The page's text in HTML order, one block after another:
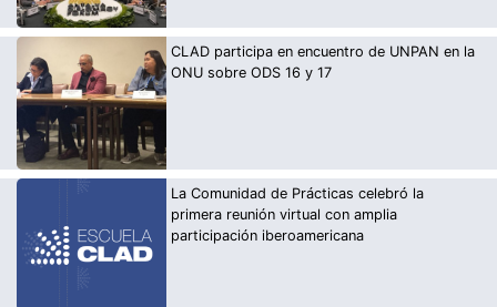
CLAD participa en encuentro de UNPAN en la
ONU sobre ODS 16 y 17
La Comunidad de Prácticas celebró la
primera reunión virtual con amplia
participación iberoamericana